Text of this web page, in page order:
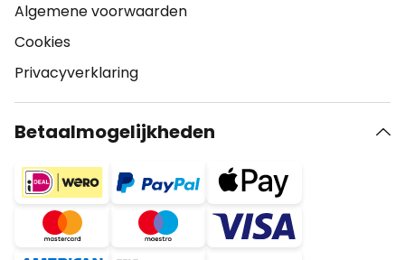
Algemene voorwaarden
Cookies
Privacyverklaring
Betaalmogelijkheden